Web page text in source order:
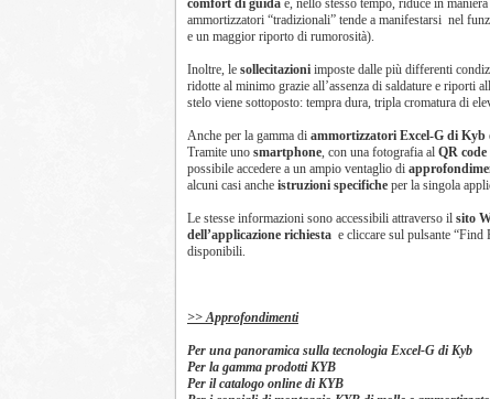
comfort di guida e, nello stesso tempo, riduce in
ammortizzatori “tradizionali” tende a manifestarsi nel
e un maggior riporto di rumorosità).
Inoltre, le sollecitazioni imposte dalle più differenti
ridotte al minimo grazie all’assenza di saldature e riporti
stelo viene sottoposto: tempra dura, tripla cromatura di
Anche per la gamma di ammortizzatori Excel-G di Kyb
Tramite uno smartphone, con una fotografia al QR code
possibile accedere a un ampio ventaglio di
alcuni casi anche istruzioni specifiche per la singola
Le stesse informazioni sono accessibili attraverso il sito
dell’applicazione richiesta e cliccare sul pulsante “Find
disponibili.
>> Approfondimenti
Per una panoramica sulla tecnologia Excel-G di Kyb
Per la gamma prodotti KYB
Per il catalogo online di KYB